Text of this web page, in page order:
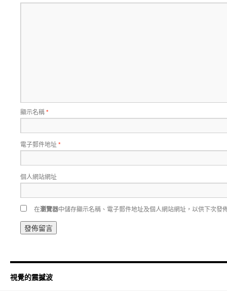
顯示名稱*
電子郵件地址*
個人網站網址
在瀏覽器中儲存顯示名稱、電子郵件地址及個人網站網址，以供下次發
視覺的震撼波